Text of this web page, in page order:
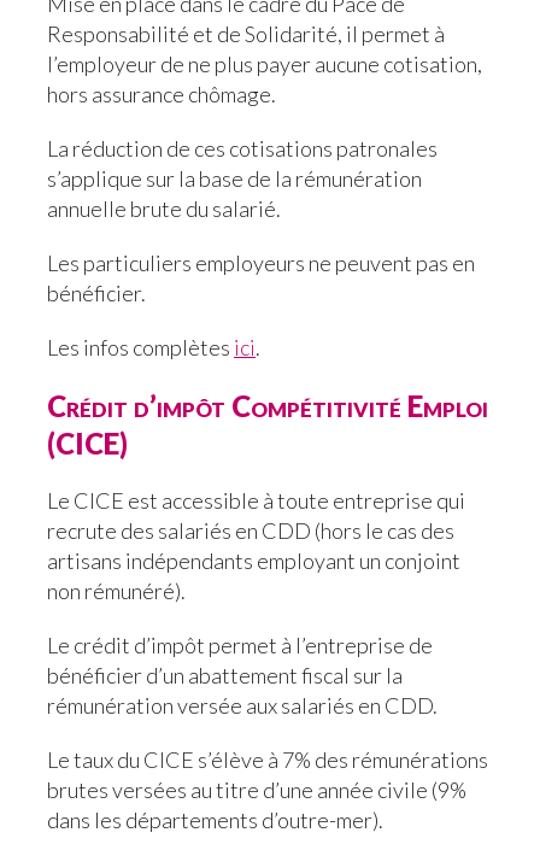
Responsabilité et de Solidarité, il permet à
l’employeur de ne plus payer aucune cotisation,
hors assurance chômage.
La réduction de ces cotisations patronales
s’applique sur la base de la rémunération
annuelle brute du salarié.
Les particuliers employeurs ne peuvent pas en
bénéficier.
Les infos complètes ici.
Crédit d’impôt Compétitivité Emploi
(CICE)
Le CICE est accessible à toute entreprise qui
recrute des salariés en CDD (hors le cas des
artisans indépendants employant un conjoint
non rémunéré).
Le crédit d’impôt permet à l’entreprise de
bénéficier d’un abattement fiscal sur la
rémunération versée aux salariés en CDD.
Le taux du CICE s’élève à 7% des rémunérations
brutes versées au titre d’une année civile (9%
dans les départements d’outre-mer).